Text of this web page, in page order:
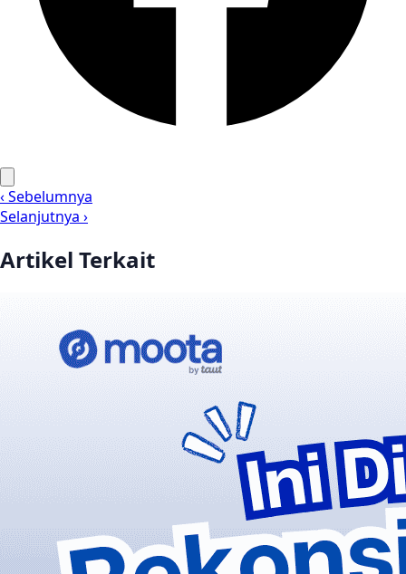
‹ Sebelumnya
Selanjutnya ›
Artikel Terkait